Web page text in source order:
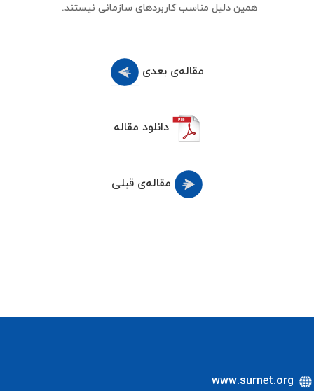
همین دلیل مناسب کاربردهای سازمانی نیستند.
مقاله‌ی بعدی
دانلود مقاله
مقاله‌ی قبلی